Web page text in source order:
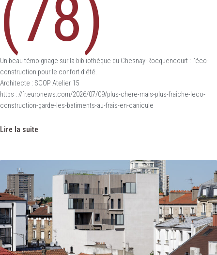
(78)
Un beau témoignage sur la bibliothèque du Chesnay-Rocquencourt : l’éco-
construction pour le confort d’été.
Architecte : SCOP Atelier 15
https : //fr.euronews.com/2026/07/09/plus-chere-mais-plus-fraiche-leco-
construction-garde-les-batiments-au-frais-en-canicule
Lire la suite